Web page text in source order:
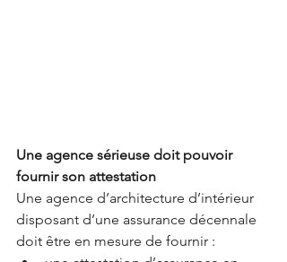
Une agence sérieuse doit pouvoir
fournir son attestation
Une agence d’architecture d’intérieur
disposant d’une assurance décennale
doit être en mesure de fournir :